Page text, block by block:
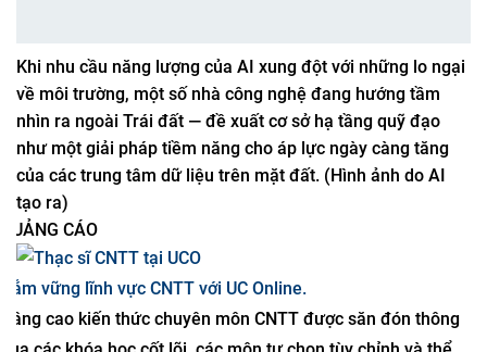
Khi nhu cầu năng lượng của AI xung đột với những lo ngại
về môi trường, một số nhà công nghệ đang hướng tầm
nhìn ra ngoài Trái đất — đề xuất cơ sở hạ tầng quỹ đạo
như một giải pháp tiềm năng cho áp lực ngày càng tăng
của các trung tâm dữ liệu trên mặt đất. (Hình ảnh do AI
tạo ra)
QUẢNG CÁO
Nắm vững lĩnh vực CNTT với UC Online.
Nâng cao kiến ​​thức chuyên môn CNTT được săn đón thông